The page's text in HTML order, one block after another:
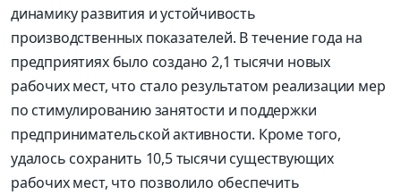
динамику развития и устойчивость
производственных показателей. В течение года на
предприятиях было создано 2,1 тысячи новых
рабочих мест, что стало результатом реализации мер
по стимулированию занятости и поддержки
предпринимательской активности. Кроме того,
удалось сохранить 10,5 тысячи существующих
рабочих мест, что позволило обеспечить